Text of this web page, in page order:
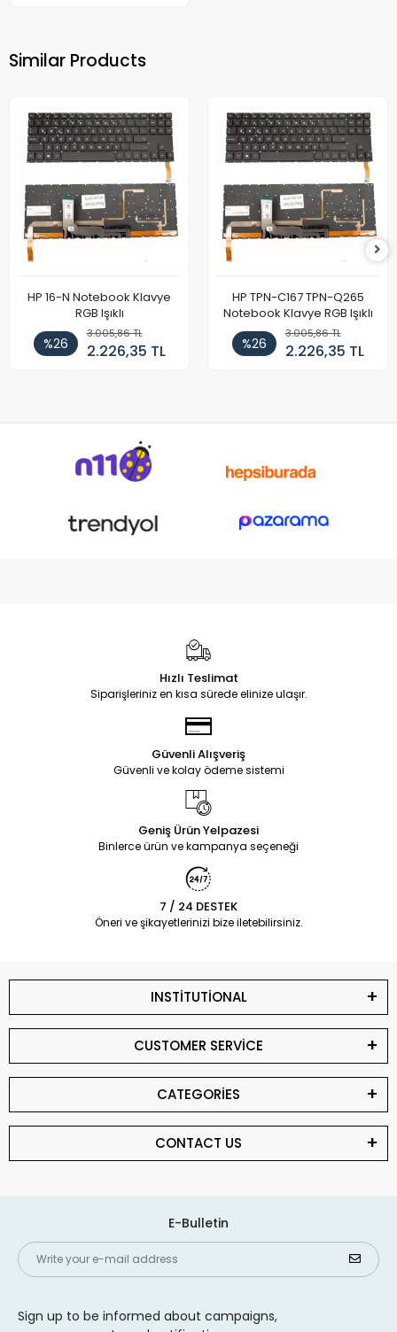
Similar Products
HP 16-N Notebook Klavye
RGB Işıklı
%26
3.005,86 TL
2.226,35 TL
HP TPN-C167 TPN-Q265
Notebook Klavye RGB Işıklı
%26
3.005,86 TL
2.226,35 TL
Hızlı Teslimat
Siparişleriniz en kısa sürede elinize ulaşır.
Güvenli Alışveriş
Güvenli ve kolay ödeme sistemi
Geniş Ürün Yelpazesi
Binlerce ürün ve kampanya seçeneği
7 / 24 DESTEK
Öneri ve şikayetlerinizi bize iletebilirsiniz.
INSTİTUTİONAL
CUSTOMER SERVİCE
CATEGORİES
CONTACT US
E-Bulletin
Sign up to be informed about campaigns,